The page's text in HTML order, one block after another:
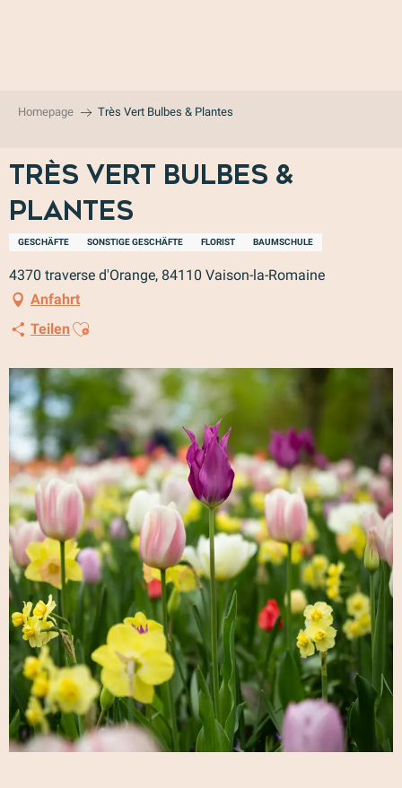
Homepage Très Vert Bulbes & Plantes
Très Vert Bulbes &
Plantes
GESCHÄFTE SONSTIGE GESCHÄFTE FLORIST BAUMSCHULE
4370 traverse d'Orange, 84110 Vaison-la-Romaine
Anfahrt
Teilen Ajouter aux favoris